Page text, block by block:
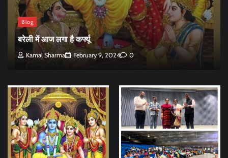
Blog
बरेली में आज लगा है कर्फ्यू
Kamal Sharma February 9, 2024 0